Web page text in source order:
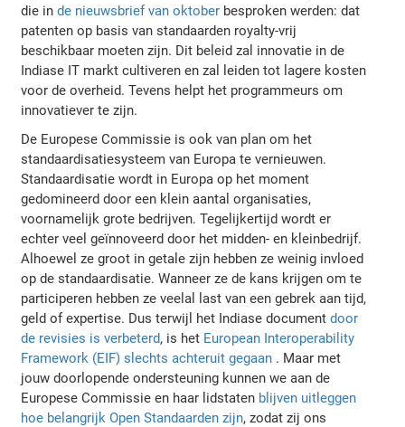
die inde nieuwsbrief van oktober besproken werden: dat
patenten op basis van standaarden royalty-vrij
beschikbaar moeten zijn. Dit beleid zal innovatie in de
Indiase IT markt cultiveren en zal leiden tot lagere kosten
voor de overheid. Tevens helpt het programmeurs om
innovatiever te zijn.
De Europese Commissie is ook van plan om het
standaardisatiesysteem van Europa te vernieuwen.
Standaardisatie wordt in Europa op het moment
gedomineerd door een klein aantal organisaties,
voornamelijk grote bedrijven. Tegelijkertijd wordt er
echter veel geïnnoveerd door het midden- en kleinbedrijf.
Alhoewel ze groot in getale zijn hebben ze weinig invloed
op de standaardisatie. Wanneer ze de kans krijgen om te
participeren hebben ze veelal last van een gebrek aan tijd,
geld of expertise. Dus terwijl het Indiase documentdoor
de revisies is verbeterd, is het European Interoperability
Framework (EIF) slechts achteruit gegaan . Maar met
jouw doorlopende ondersteuning kunnen we aan de
Europese Commissie en haar lidstaten blijven uitleggen
hoe belangrijk Open Standaarden zijn, zodat zij ons